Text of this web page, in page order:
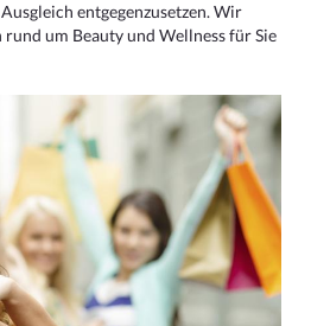
entgegenzusetzen. Wir
rund um Beauty und Wellness für Sie